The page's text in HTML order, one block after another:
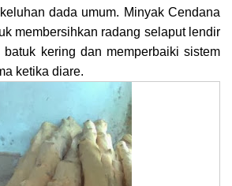
dada umum. Minyak Cendana
membersihkan radang selaput lendir
batuk kering dan memperbaiki sistem
ketika diare.